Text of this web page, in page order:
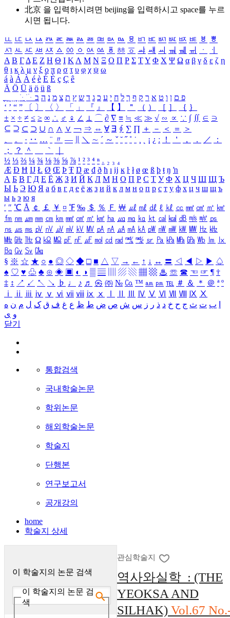
北京 을 입력하시려면 beijing을 입력하시고 space를 누르
시면 됩니다.
ㅥ ㅦ ㅧ ㅨ ㅩ ㅪ ㅫ ㅬ ㅭ ㅮ ㅯ ㅰ ㅱ ㅲ ㅳ ㅴ ㅵ ㅶ ㅷ ㅸ
ㅹ
ㅺ ㅻ ㅼ ㅽ ㅾ ㅿ ㆀ ㆁ ㆂ ㆃ ㆄ ㆅ ㆆ ㆇ ㆈ ㆉ ㆊ ㆋ ㆌ ㆍ
ㆎ
Α Β ΓΔ Ε Ζ Η Θ Ι ΚΛ Μ Ν Ξ Ο Π Ρ Σ ΤΥ Φ Χ Ψ Ω α β γ δ ε ζ η
θ ι κ λ μ ν ξ ο π ρ σ τ υ φ χ ψ ω
á à Á À é è É È ç Ç ê
Ä Ö Ü ä ö ü ß
ִֶֹ ֻּ ׁׂ פ ם ן ו ט א ר ק ף ך ל ח י ע כ ג ד ש ץ ת צ מ נ ה ב
‘ ’ “ ” 〔 〕 〈 〉 「 」 『 』 【 】 ＂ （ ） ［ ］ ｛ ｝
± × ÷ ≠ ≤ ≥ ∞ ∴ ♂ ♀ ∠ ⊥ ⌒ ∂ ∇ ≡ ≒ ≪ ≫ √ ∽ ∝ ∵ ∫ ∬ ∈ ∋
⊆ ⊇ ⊂ ⊃ ∪ ∩ ∧ ∨ ￢ ⇒ ⇔ ∀ ∃ ∮ ∑ ∏ ＋ － ＜ ＝
＞
、
。 · ‥ … ¨ 〃 ― ＼ ∼ ´ ～ ˇ ˘ ˝ ˚ ˙ ¸ ¡ ¿ ː ！ ＇ ， ． ／
：
；
？ ＾ ｀
½ ⅓ ⅔ ¼ ¾ ⅛ ⅜ ⅝ ⅞ ¹ ² ³ ⁴ ⁿ ₁ ₂ ₃ ₄
Æ Ð Ħ Ĳ Ł Ø Œ Þ Ŧ Ŋ æ đ ð ħ ı ĳ ĸ ŀ ł ø œ ß þ ŧ ŋ ŉ
А Б В Г Д Е Ё Ж З И Й К Л М Н О П Р С Т У Ф Х Ц Ч Ш Щ Ъ
Ы Ь Э Ю Я а б в г д е ё ж з и й к л м н о п р с т у ф х ц ч ш щ ъ
ы ь э ю я
′ ″ ℃ Å ￠ ￡ ￥ ¤ ℉ ‰ ＄ ％ Ｆ ￦ ㎕ ㎖ ㎗ ℓ ㎘ ㏄ ㎣ ㎤ ㎥ ㎦
㎙ ㎚ ㎛ ㎜ ㎝ ㎞ ㎟ ㎠ ㎡ ㎢ ㏊ ㎍ ㎎ ㎏ ㏏ ㎈ ㎉ ㏈ ㎧ ㎨ ㎰
㎱ ㎲ ㎳ ㎴ ㎵ ㎶ ㎷ ㎸ ㎹ ㎀ ㎁ ㎂ ㎃ ㎄ ㎺ ㎻ ㎽ ㎾ ㎿ ㎐ ㎑
㎒ ㎓ ㎔ Ω ㏀ ㏁ ㎊ ㎋ ㎌ ㏖ ㏅ ㎭ ㎮ ㎯ ㏛ ㎩ ㎪ ㎫ ㎬ ㏝ ㏐
㏓
㏃ ㏉ ㏜ ㏆
§ ※ ☆ ★ ○ ● ◎ ◇ ◆ □ ■ △ ▽ → ← ↑ ↓ ↔ 〓 ◁ ◀ ▷ ▶ ♤
♠ ♡ ♥ ♧ ♣ ⊙ ◈ ▣ ◐ ◑ ▒ ▤ ▨ ▧ ▦ ▩ ♨ ☏ ☎ ☜ ☞ ¶ †
‡ ↕ ↗ ↙ ↖ ↘ ♭ ♩ ♪ ♬ ㉿ ㈜ № ㏇ ™ ㏂ ㏘ ℡ ＃ ＆ ＊ ＠ ª º
ⅰ
ⅱ ⅲ ⅳ ⅴ ⅵ ⅶ ⅷ ⅸ ⅹ Ⅳ Ⅴ Ⅵ Ⅶ Ⅷ Ⅸ Ⅹ
ب ت ث ج ح خ د ذ ر ز س ش ص ض ط ظ ع غ ف ق ک ل م ن ه
و ی
닫기
통합검색
국내학술논문
학위논문
해외학술논문
학술지
단행본
연구보고서
공개강의
home
학술지 상세
이 학술지의 논문 검색
이 학술지의 논문 검
색
관심학술지
역사와실학 : (THE
YEOKSA AND
SILHAK) Vol.67